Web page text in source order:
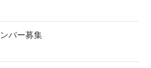
バー募集